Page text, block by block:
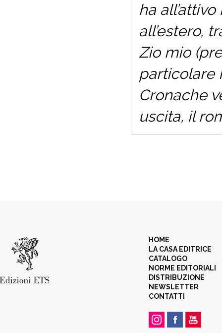
ha
all’estero,
Zio mio
particolare
Cronache
uscita, il
HOME
LA CASA EDITRICE
CATALOGO
NORME EDITORIALI
DISTRIBUZIONE
NEWSLETTER
CONTATTI